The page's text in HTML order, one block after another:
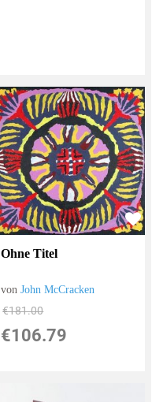
Ohne Titel
vonJohn McCracken
€181.00
€106.79